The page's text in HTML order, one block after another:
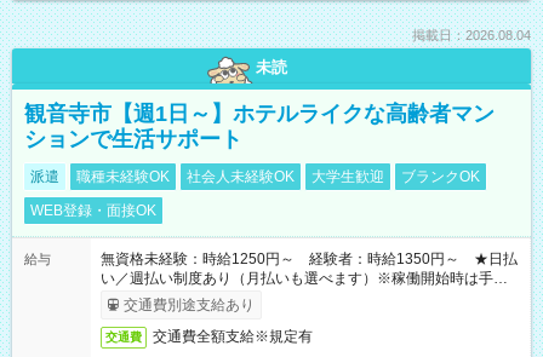
掲載日：2026.08.04
未読
観音寺市【週1日～】ホテルライクな高齢者マン
ションで生活サポート
派遣 職種未経験OK 社会人未経験OK 大学生歓迎
ブランクOK
WEB登録・面接OK
給与
無資格未経験：時給1250円～ 経験者：時給1350円～ ★日払
い／週払い制度あり（月払いも選べます）※稼働開始時は手続き
完了次第のお支払いとなります。
交通費別途支給あり
交通費 交通費全額支給※規定有